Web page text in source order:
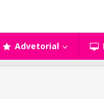
Advetorial